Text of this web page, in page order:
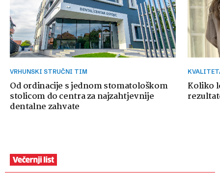
VRHUNSKI STRUČNI TIM
Od ordinacije s jednom stomatološkom
stolicom do centra za najzahtjevnije
dentalne zahvate
Koliko